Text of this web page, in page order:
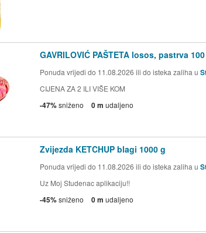
GAVRILOVIĆ PAŠTETA losos, pastrva
Ponuda vrijedi do 11.08.2026 ili do isteka zaliha u
CIJENA ZA 2 ILI VIŠE KOM
-47%sniženo 0 m udaljeno
Zvijezda KETCHUP blagi 1000 g
Ponuda vrijedi do 11.08.2026 ili do isteka zaliha u
Uz Moj Studenac aplikaciju!!
-45%sniženo 0 m udaljeno